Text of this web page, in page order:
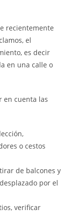
recientemente
el
es decir
en una calle o
en cuenta las
o cestos
de balcones y
por el
verificar